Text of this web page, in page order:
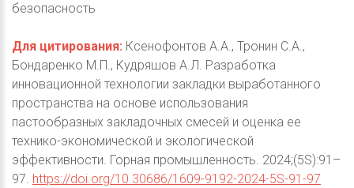
безопасность
Для цитирования: Ксенофонтов А.А., Тронин С.А.,
Бондаренко М.П., Кудряшов А.Л. Разработка
инновационной технологии закладки выработанного
пространства на основе использования
пастообразных закладочных смесей и оценка ее
технико-экономической и экологической
эффективности. Горная промышленность. 2024;(5S):91–
97. https://doi.org/10.30686/1609-9192-2024-5S-91-97